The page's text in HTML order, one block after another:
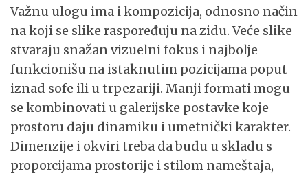
Važnu ulogu ima i kompozicija, odnosno način
na koji se slike raspoređuju na zidu. Veće slike
stvaraju snažan vizuelni fokus i najbolje
funkcionišu na istaknutim pozicijama poput
iznad sofe ili u trpezariji. Manji formati mogu
se kombinovati u galerijske postavke koje
prostoru daju dinamiku i umetnički karakter.
Dimenzije i okviri treba da budu u skladu s
proporcijama prostorije i stilom nameštaja,